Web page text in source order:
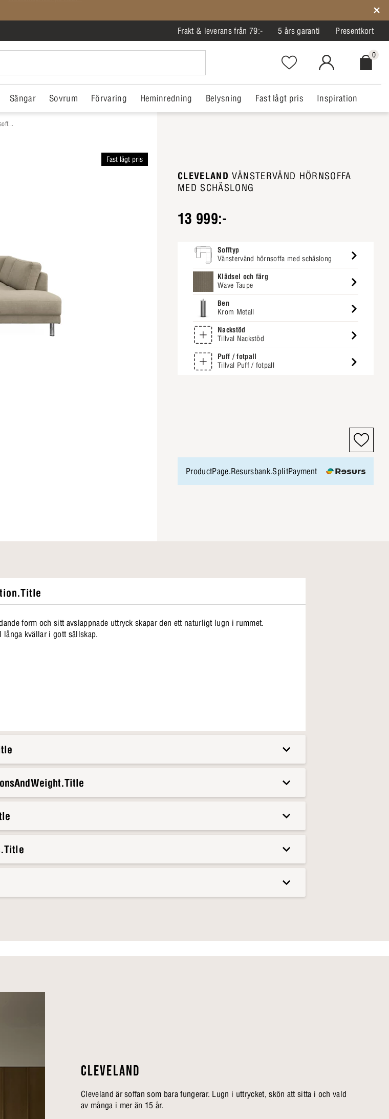
Frakt & leverans från 79:- 5 års garanti Presentkort
Favorites.NavigationButton.Text
MitIlva.Login
0
Sängar Sovrum Förvaring Heminredning Belysning Fast lågt pris Inspiration
Fast lågt pris
CLEVELAND VÄNSTERVÄND HÖRNSOFFA
MED SCHÄSLONG
13 999:-
Sofftyp
Vänstervänd hörnsoffa med schäslong
Klädsel och färg
Wave Taupe
Ben
Krom Metall
Nackstöd
Tillval Nackstöd
Puff / fotpall
Tillval Puff / fotpall
ProductPage.Resursbank.SplitPayment
form och sitt avslappnade uttryck skapar den ett naturligt lugn i rummet.
långa kvällar i gott sällskap.
CLEVELAND
Cleveland är soffan som bara fungerar. Lugn i uttrycket, skön att sitta i och vald
av många i mer än 15 år.